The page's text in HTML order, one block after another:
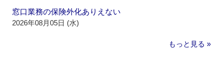
窓口業務の保険外化ありえない
2026年08月05日 (水)
もっと見る »